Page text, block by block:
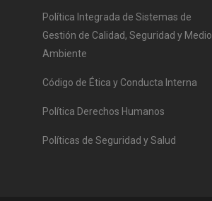
Política Integrada de Sistemas de
Gestión de Calidad, Seguridad y Medio
Ambiente
Código de Ética y Conducta Interna
Política Derechos Humanos
Políticas de Seguridad y Salud